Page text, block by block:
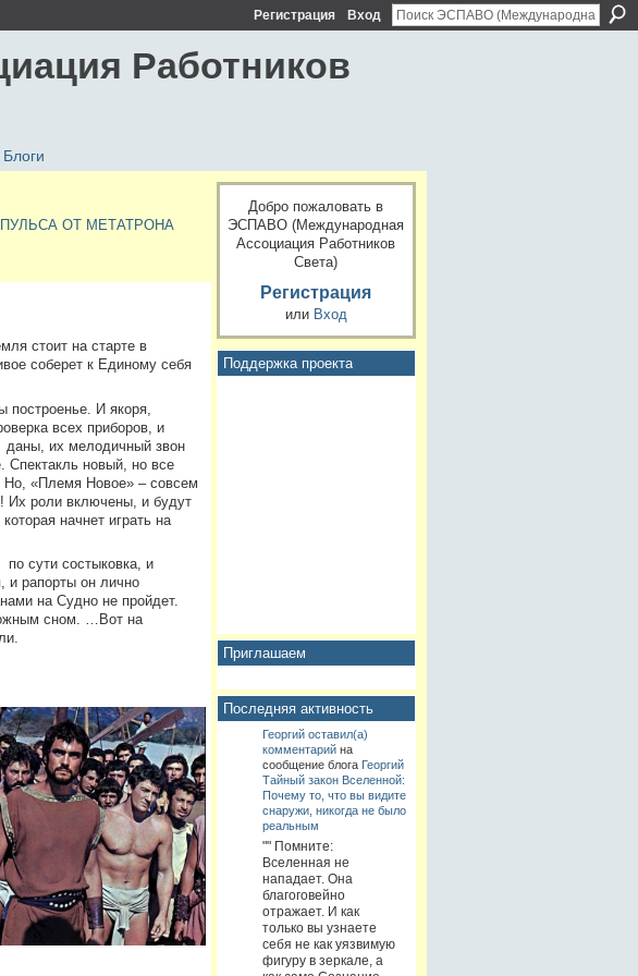
Регистрация Вход
Работников
Блоги
ОТ МЕТАТРОНА
стоит на старте в
соберет к Единому себя
И якоря,
всех приборов, и
даны, их мелодичный звон
Спектакль новый, но все
Но, «Племя Новое» – совсем
Их роли включены, и будут
начнет играть на
сути состыковка, и
и рапорты он лично
на Судно не пройдет.
сном. …Вот на
Добро пожаловать в
ЭСПАВО (Международная
Ассоциация Работников
Света)
Регистрация
или Вход
Поддержка проекта
Приглашаем
Последняя активность
Георгий оставил(а)
комментарийна
сообщение блога Георгий
Тайный закон Вселенной:
Почему то, что вы видите
снаружи, никогда не было
реальным
"" Помните:
Вселенная не
нападает. Она
благоговейно
отражает. И как
только вы узнаете
себя не как уязвимую
фигуру в зеркале, а